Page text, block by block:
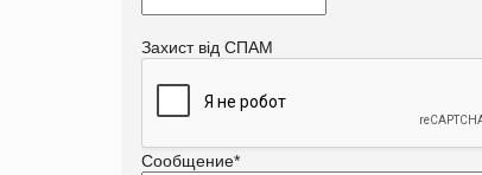
Захист від СПАМ
Сообщение*